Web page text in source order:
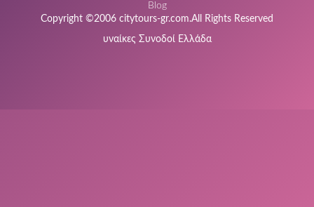
Blog
Copyright ©2006 citytours-gr.com.All Rights Reserved
υναίκες Συνοδοί Ελλάδα